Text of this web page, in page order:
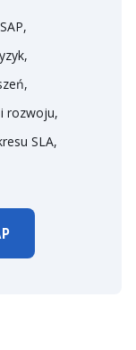
rozwoju,
SLA,